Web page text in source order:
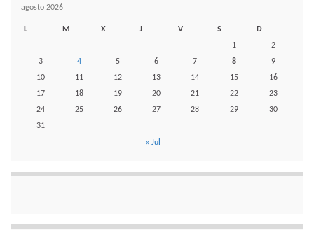
agosto 2026
L M X J V S
D
1
2
3
4 5 6 7 8
9
10
11 12 13 14 15
16
17
18 19 20 21 22
23
24
25 26 27 28 29
30
31
« Jul